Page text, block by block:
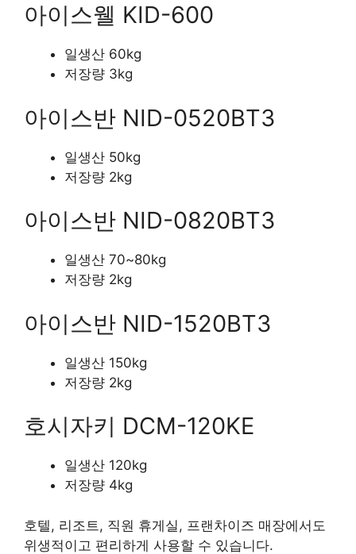
아이스웰 KID-600
일생산 60kg
저장량 3kg
아이스반 NID-0520BT3
일생산 50kg
저장량 2kg
아이스반 NID-0820BT3
일생산 70~80kg
저장량 2kg
아이스반 NID-1520BT3
일생산 150kg
저장량 2kg
호시자키 DCM-120KE
일생산 120kg
저장량 4kg
호텔, 리조트, 직원 휴게실, 프랜차이즈 매장에서도
위생적이고 편리하게 사용할 수 있습니다.